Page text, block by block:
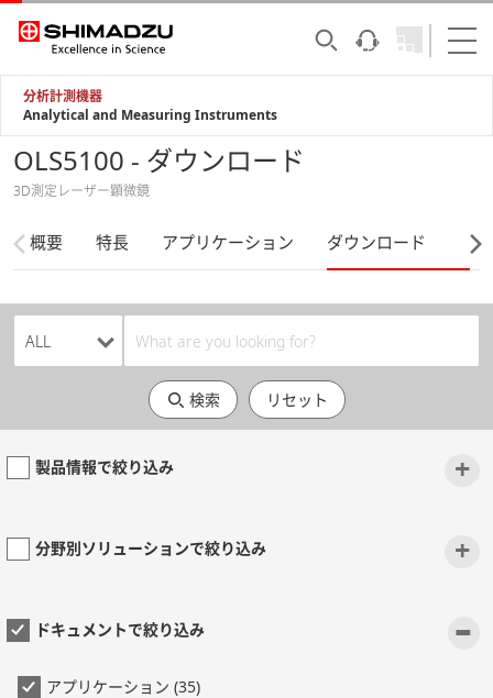
分析計測機器
Analytical and Measuring Instruments
OLS5100 - ダウンロード
3D測定レーザー顕微鏡
概要 特長 アプリケーション ダウンロード
検索 リセット
製品情報で絞り込み +
分野別ソリューションで絞り込み +
ドキュメントで絞り込み -
アプリケーション (35)